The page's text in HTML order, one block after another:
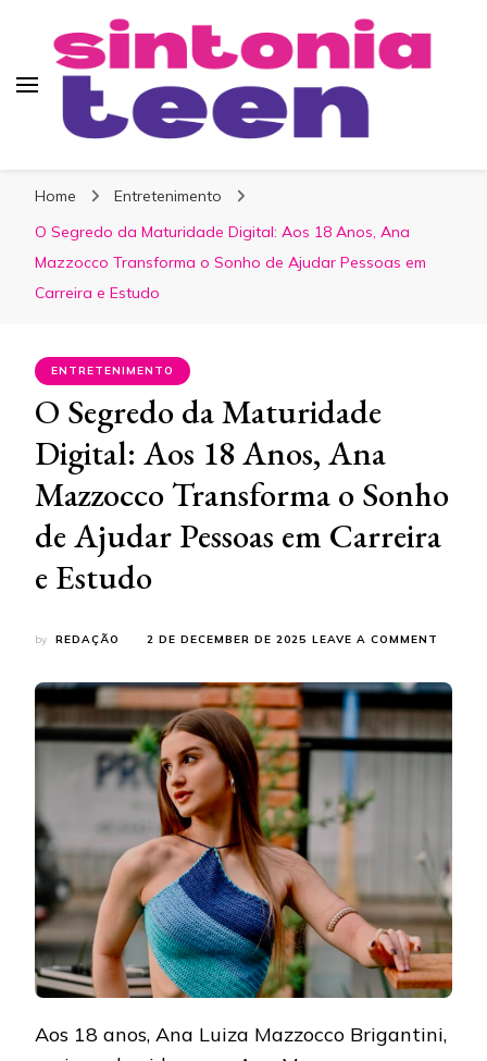
Home
Entretenimento
O Segredo da Maturidade Digital: Aos 18 Anos, Ana
Mazzocco Transforma o Sonho de Ajudar Pessoas em
Carreira e Estudo
ENTRETENIMENTO
O Segredo da Maturidade
Digital: Aos 18 Anos, Ana
Mazzocco Transforma o Sonho
de Ajudar Pessoas em Carreira
e Estudo
by REDAÇÃO 2 DE DECEMBER DE 2025 LEAVE A COMMENT
DA
AOS
O
SONHO
DE
EM
Aos 18 anos, Ana Luiza Mazzocco Brigantini,